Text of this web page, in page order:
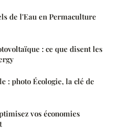
de l'Eau en Permaculture
: ce que disent les
: photo Écologie, la clé de
vos économies